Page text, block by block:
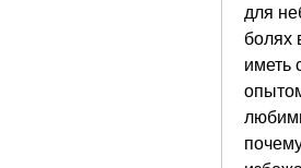
для
болях
иметь